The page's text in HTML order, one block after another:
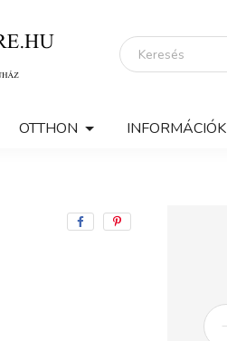
OTTHON INFORMÁCIÓK